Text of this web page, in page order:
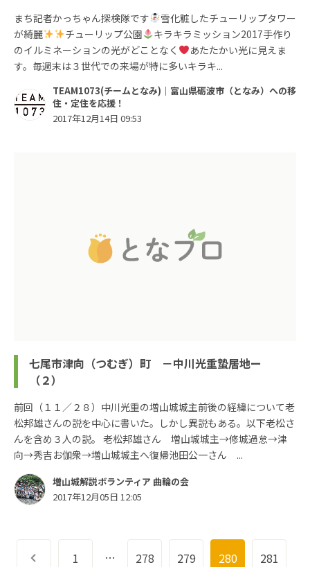
まち記者かっちゃん探検隊です
雪化粧したチューリップタワー
が綺麗
チューリップ公園
キラキラミッション2017手作り
のイルミネーションの光がどことなく
あたたかい光に見えま
す。毎週末は３世代での来場が特に多いキラキ...
TEAM1073(チームとなみ)｜富山県砺波市（となみ）への移
住・定住を応援！
2017年12月14日 09:53
七尾市津向（つむぎ）町 －中川光重蟄居地ー
（２）
前回（１１／２８）中川光重の増山城城主前後の経緯について老
松邦雄さんの説を中心に書いた。しかし異説もある。以下老松さ
んを含め３人の説。 老松邦雄さん 増山城城主→修城過怠→津
向→秀吉お伽衆→増山城城主へ復帰池田公一さん ...
増山城解説ボランティア 曲輪の会
2017年12月05日 12:05
1 … 278 279 280 281